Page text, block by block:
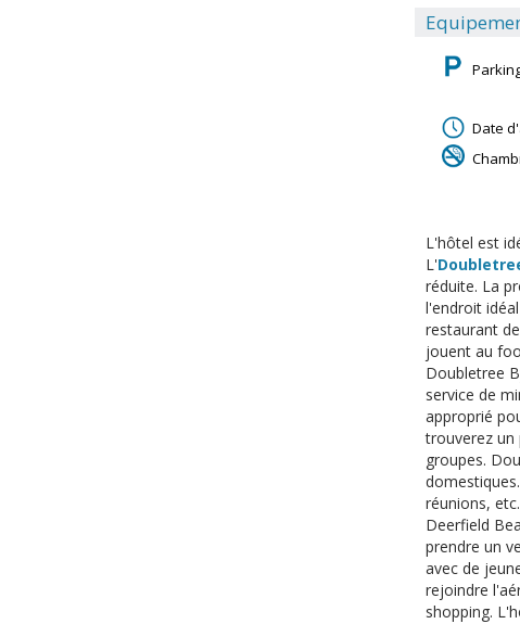
Date
L'hôtel est
L'
réduite. La
l'endroit
restaurant
jouent au
Doubletree
service de
approprié
trouverez un
groupes.
réunions,
Deerfield
prendre un
avec de
rejoindre
shopping.